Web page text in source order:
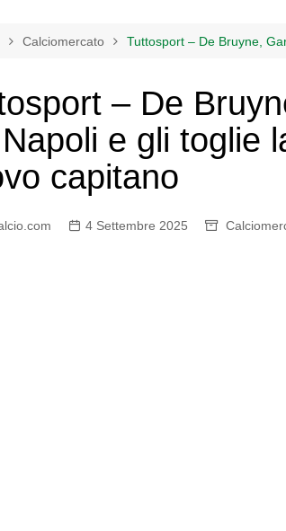
Calciomercato Tuttosport – De Bruyne,
– De
e gli toglie
capitano
4 Settembre 2025